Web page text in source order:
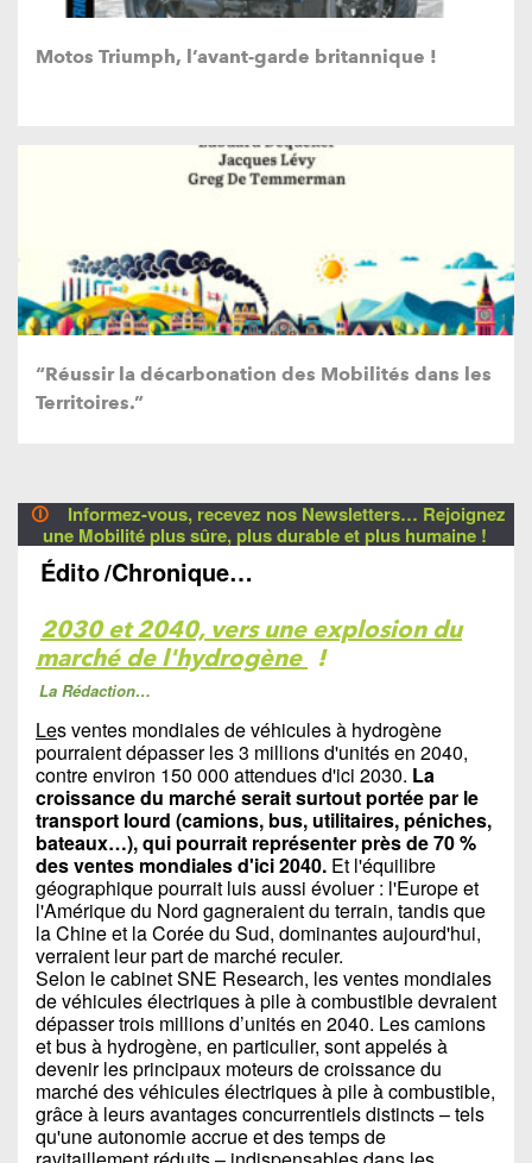
Motos Triumph, l’avant-garde britannique !
“Réussir la décarbonation des Mobilités dans les
Territoires.”
🛈
Informez-vous, recevez nos Newsletters… Rejoignez
une Mobilité plus sûre, plus durable et plus humaine !
Édito/Chronique…
2030 et 2040, vers une explosion du
marché de l'hydrogène !
La Rédaction…
Les ventes mondiales de véhicules à hydrogène
pourraient dépasser les 3 millions d'unités en 2040,
contre environ 150 000 attendues d'ici 2030. La
croissance du marché serait surtout portée par le
transport lourd (camions, bus, utilitaires, péniches,
bateaux…), qui pourrait représenter près de 70 %
des ventes mondiales d'ici 2040. Et l'équilibre
géographique pourrait luis aussi évoluer : l'Europe et
l'Amérique du Nord gagneraient du terrain, tandis que
la Chine et la Corée du Sud, dominantes aujourd'hui,
verraient leur part de marché reculer.
Selon le cabinet SNE Research, les ventes mondiales
de véhicules électriques à pile à combustible devraient
dépasser trois millions d’unités en 2040. Les camions
et bus à hydrogène, en particulier, sont appelés à
devenir les principaux moteurs de croissance du
marché des véhicules électriques à pile à combustible,
grâce à leurs avantages concurrentiels distincts – tels
qu'une autonomie accrue et des temps de